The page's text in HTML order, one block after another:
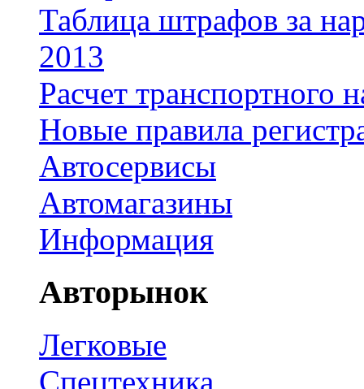
Таблица штрафов за
2013
Расчет транспортного
Новые правила
Автосервисы
Автомагазины
Информация
Авторынок
Легковые
Спецтехника